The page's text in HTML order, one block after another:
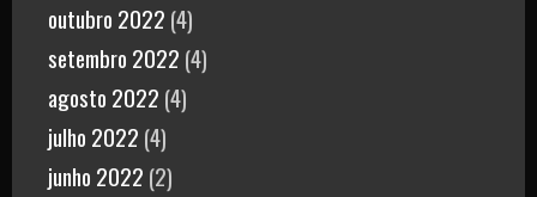
outubro 2022 (4)
setembro 2022 (4)
agosto 2022 (4)
julho 2022 (4)
junho 2022 (2)